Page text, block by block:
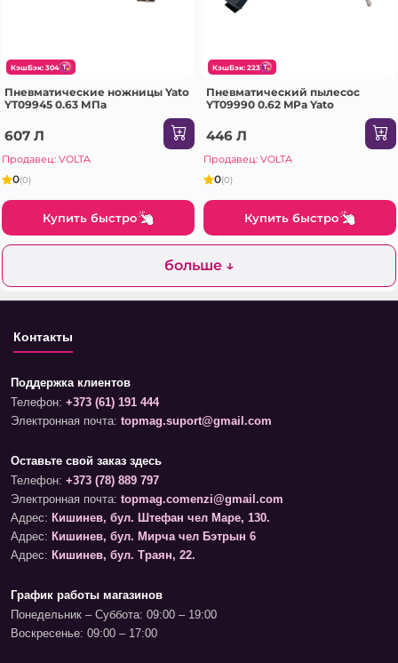
КэшБэк: 304
Пневматические ножницы Yato
YT09945 0.63 МПа
607 Л
Продавец: VOLTA
0(0)
Купить быстро
КэшБэк: 223
Пневматический пылесос
YT09990 0.62 MPa Yato
446 Л
Продавец: VOLTA
0(0)
Купить быстро
больше ↓
Контакты
Поддержка клиентов
Телефон: +373 (61) 191 444
Электронная почта: topmag.suport@gmail.com
Оставьте свой заказ здесь
Телефон: +373 (78) 889 797
Электронная почта: topmag.comenzi@gmail.com
Адрес: Кишинев, бул. Штефан чел Маре, 130.
Адрес: Кишинев, бул. Мирча чел Бэтрын 6
Адрес: Кишинев, бул. Траян, 22.
График работы магазинов
Понедельник – Суббота: 09:00 – 19:00
Воскресенье: 09:00 – 17:00